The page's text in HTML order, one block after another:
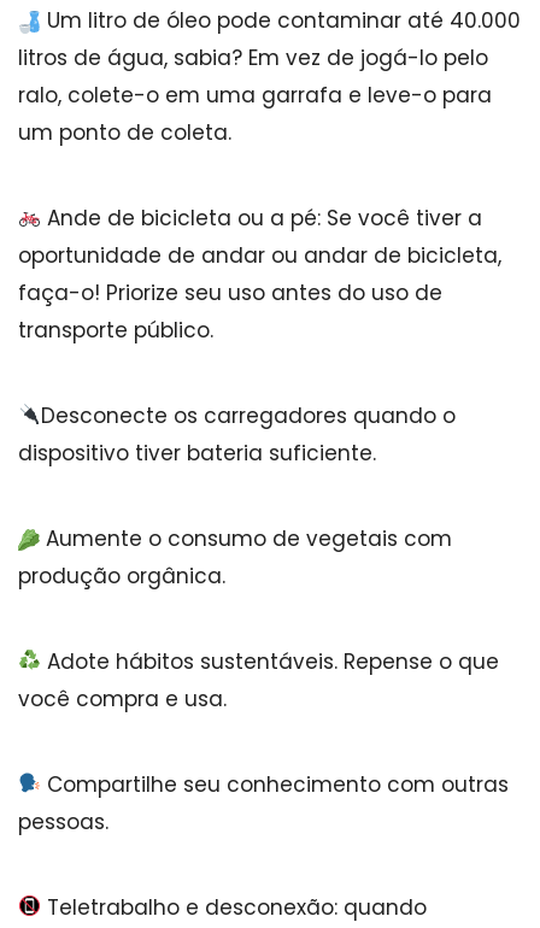
Um litro de óleo pode contaminar até 40.000
litros de água, sabia? Em vez de jogá-lo pelo
ralo, colete-o em uma garrafa e leve-o para
um ponto de coleta.
Ande de bicicleta ou a pé: Se você tiver a
oportunidade de andar ou andar de bicicleta,
faça-o! Priorize seu uso antes do uso de
transporte público.
Desconecte os carregadores quando o
dispositivo tiver bateria suficiente.
Aumente o consumo de vegetais com
produção orgânica.
Adote hábitos sustentáveis. Repense o que
você compra e usa.
Compartilhe seu conhecimento com outras
pessoas.
Teletrabalho e desconexão: quando